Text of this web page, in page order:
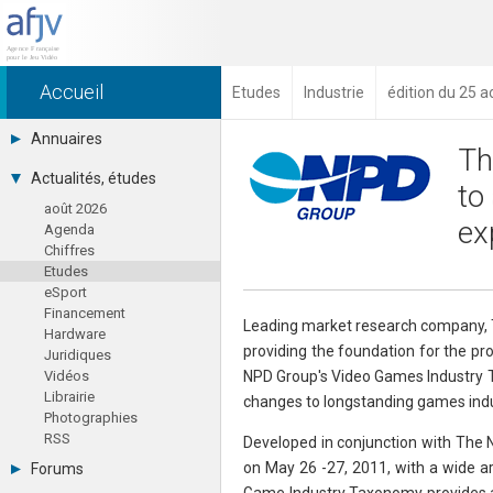
Accueil Etudes Industrie édition du 25
Annuaires
Toutes les sociétés (691)
Studios (418)
Editeurs (49)
Distributeurs (16)
Hard. / Accessoires (10)
Middlewares (15)
Prestataires (99)
Assoc. / Syndicats (21)
Formations / Ecoles (46)
Presse spécialisée (17)
Actualités, études
août 2026
Agenda
Chiffres
Etudes
eSport
Financement
Hardware
Juridiques
Vidéos
Librairie
Photographies
RSS
Forums
to
Leading market research
providing the foundation for the
NPD Group's Video Games
changes to longstanding games
Developed in conjunction with The
on May 26 -27, 2011, with a wide